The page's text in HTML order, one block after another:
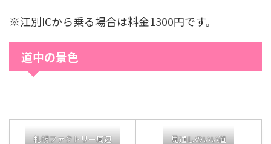
※江別ICから乗る場合は料金1300円です。
道中の景色
札幌ファクトリー周辺 見通しのいい道